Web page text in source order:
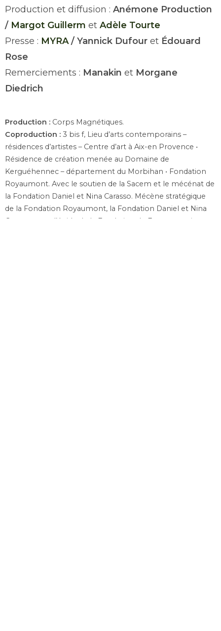
Production et diffusion : Anémone Production
/ Margot Guillerm et Adèle Tourte
Presse : MYRA/ Yannick Dufour et Édouard
Rose
Remerciements : Manakin et Morgane
Diedrich
Production : Corps Magnétiques.
Coproduction : 3 bis f, Lieu d’arts contemporains –
résidences d’artistes – Centre d’art à Aix-en Provence •
Résidence de création menée au Domaine de
Kerguéhennec – département du Morbihan • Fondation
Royaumont. Avec le soutien de la Sacem et le mécénat de
la Fondation Daniel et Nina Carasso. Mécène stratégique
de la Fondation Royaumont, la Fondation Daniel et Nina
Carasso, sous l’égide de la Fondation de France, soutient